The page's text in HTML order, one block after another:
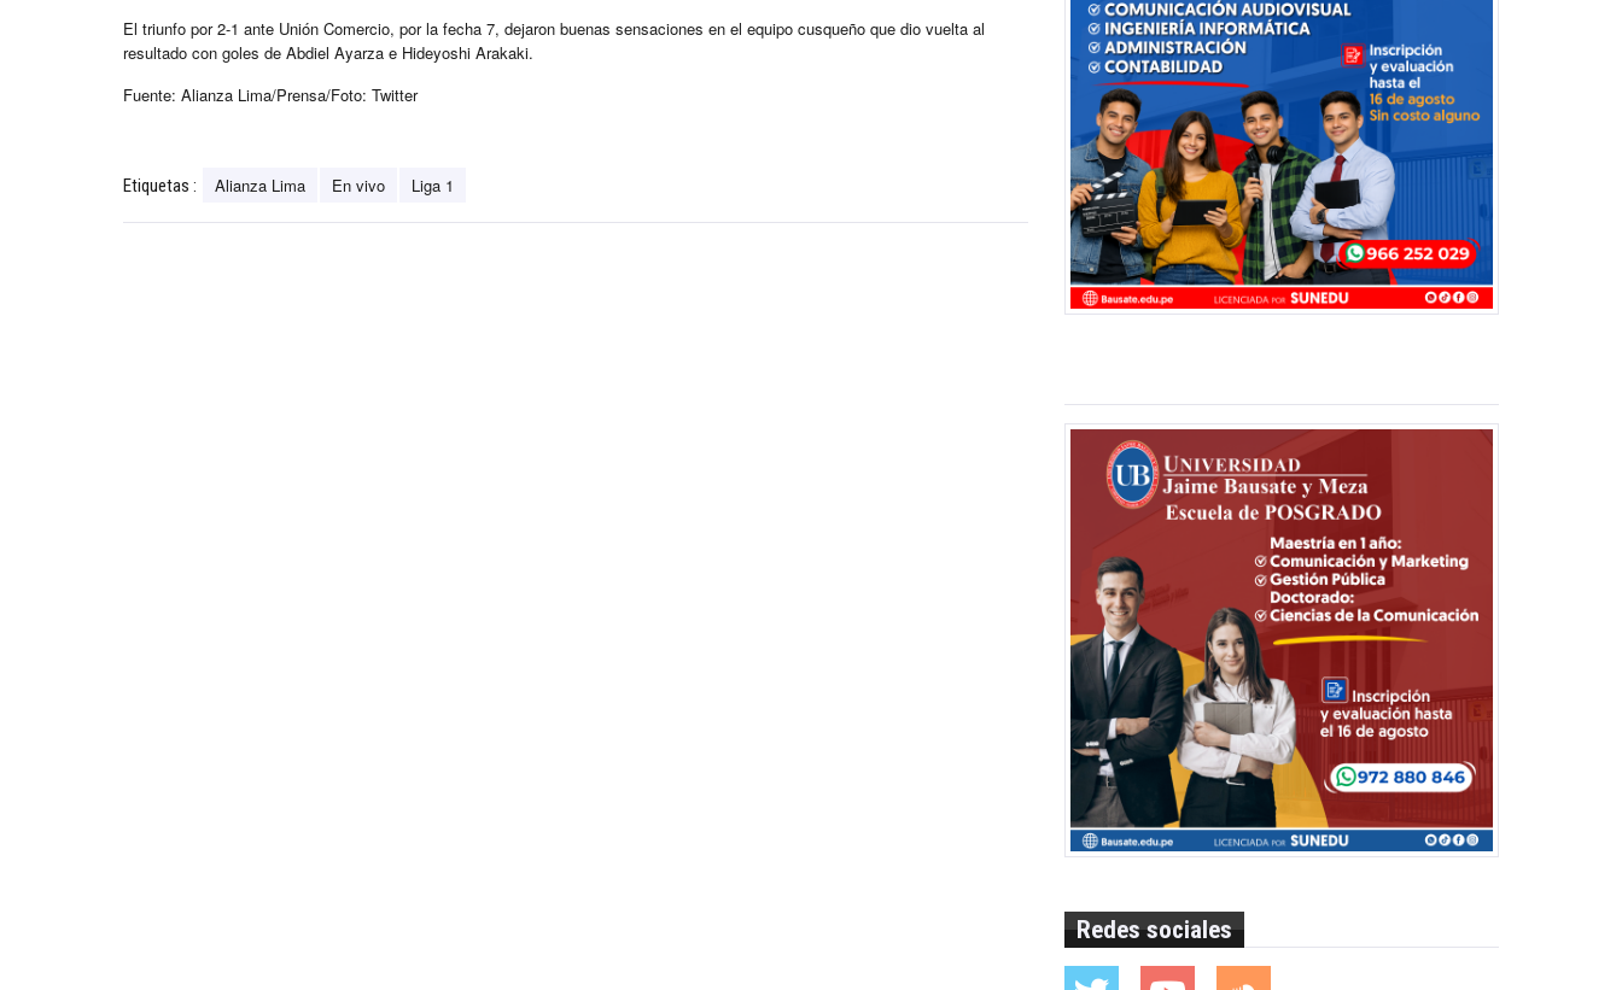
El triunfo por 2-1 ante Unión Comercio, por la fecha 7, dejaron buenas sensaciones en el equipo cusqueño que dio vuelta al
resultado con goles de Abdiel Ayarza e Hideyoshi Arakaki.
Fuente: Alianza Lima/Prensa/Foto: Twitter
Etiquetas : Alianza Lima En vivo Liga 1
Redes sociales